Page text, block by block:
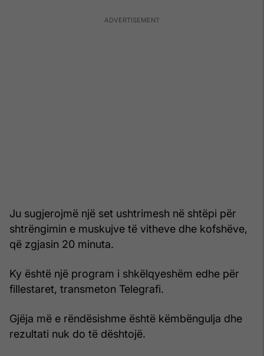
Ju sugjerojmë një set ushtrimesh në shtëpi për
shtrëngimin e muskujve të vitheve dhe kofshëve,
që zgjasin 20 minuta.
Ky është një program i shkëlqyeshëm edhe për
fillestaret, transmeton Telegrafi.
Gjëja më e rëndësishme është këmbëngulja dhe
rezultati nuk do të dështojë.